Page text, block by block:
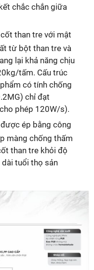
chắc chắn giữa
than tre với mật
từ bột than tre và
lại khả năng chịu
tấm. Cấu trúc
có tính chống
chỉ đạt
phép 120W/s).
ép bằng công
màng chống thấm
than tre khỏi độ
tuổi thọ sản